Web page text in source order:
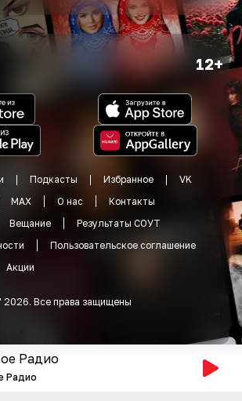
12+
Подкасты Избранное
VK
MAX О нас
Контакты
Вещание
Результаты СОУТ
Пользовательское соглашение
Акции
2026. Все права защищены
Радио
Радио